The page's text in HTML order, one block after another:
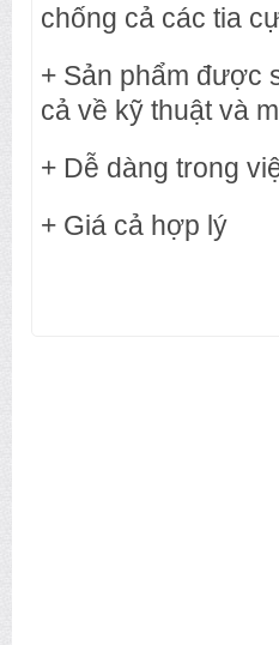
chống cả các tia
+ Sản phẩm được
cả về kỹ thuật và
+ Dễ dàng trong
+ Giá cả hợp lý